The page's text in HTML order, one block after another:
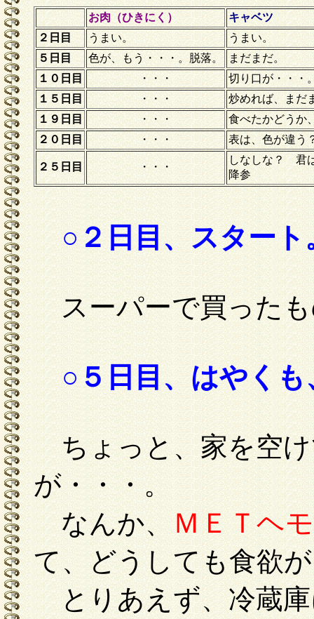
お肉（ひきにく）
キャベツ
２日目
うまい。
うまい。
５日目
色が、もう・・・。脱落。 まだまだ。
１０日目
・・・
切り口が・・・
１５日目
・・・
炒めれば、まだ
１９日目
・・・
食べたかどうか
２０日目
・・・ 表は、色が違う
２５日目 ・・・
しなしな？ 君
降参
○２日目、スタート
スーパーで買ったも
○５日目、はやく
ちょっと、家を空け
が・・・。
なんか、ＭＥＴヘ
て、どうしても食欲
とりあえず、冷蔵庫